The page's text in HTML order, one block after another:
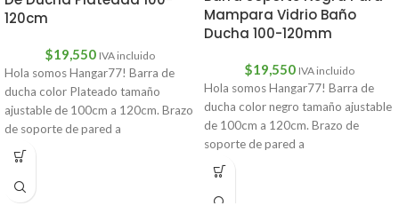
120cm
$19,550 IVA incluido
Hola somos Hangar77! Barra de
ducha color Plateado tamaño
ajustable de 100cm a 120cm. Brazo
de soporte de pared a
Mampara Vidrio Baño
Ducha 100-120mm
$19,550 IVA incluido
Hola somos Hangar77! Barra de
ducha color negro tamaño ajustable
de 100cm a 120cm. Brazo de
soporte de pared a